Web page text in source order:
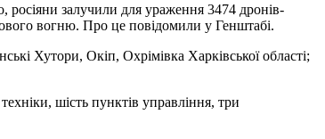
росіяни залучили для ураження 3474 дронів-
вогню. Про це повідомили у Генштабі.
Хутори, Окіп, Охрімівка Харківської області;
шість пунктів управління, три